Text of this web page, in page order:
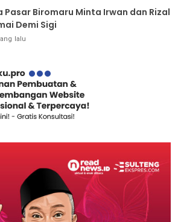
Pasar Biromaru Minta Irwan dan Rizal
Demi Sigi
lalu